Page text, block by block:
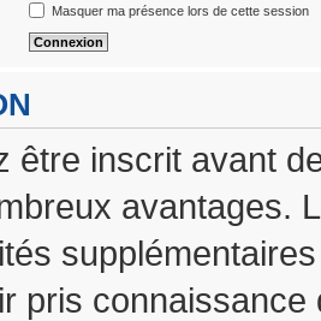
Masquer ma présence lors de cette session
être inscrit avant
avantages.
pris